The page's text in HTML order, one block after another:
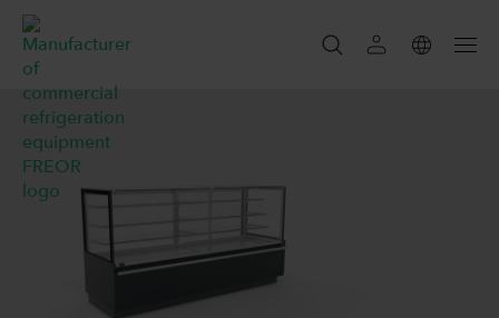
SUCHEN
SEARCH